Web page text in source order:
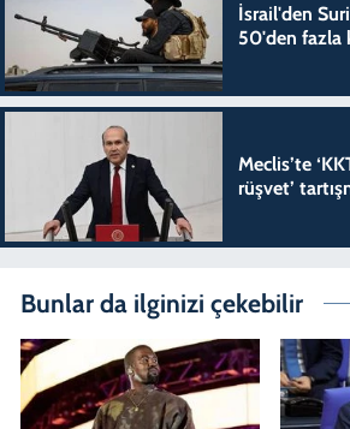
İsrail'den
50'den fazla
Meclis’te
rüşvet’
Bunlar da ilginizi çekebilir